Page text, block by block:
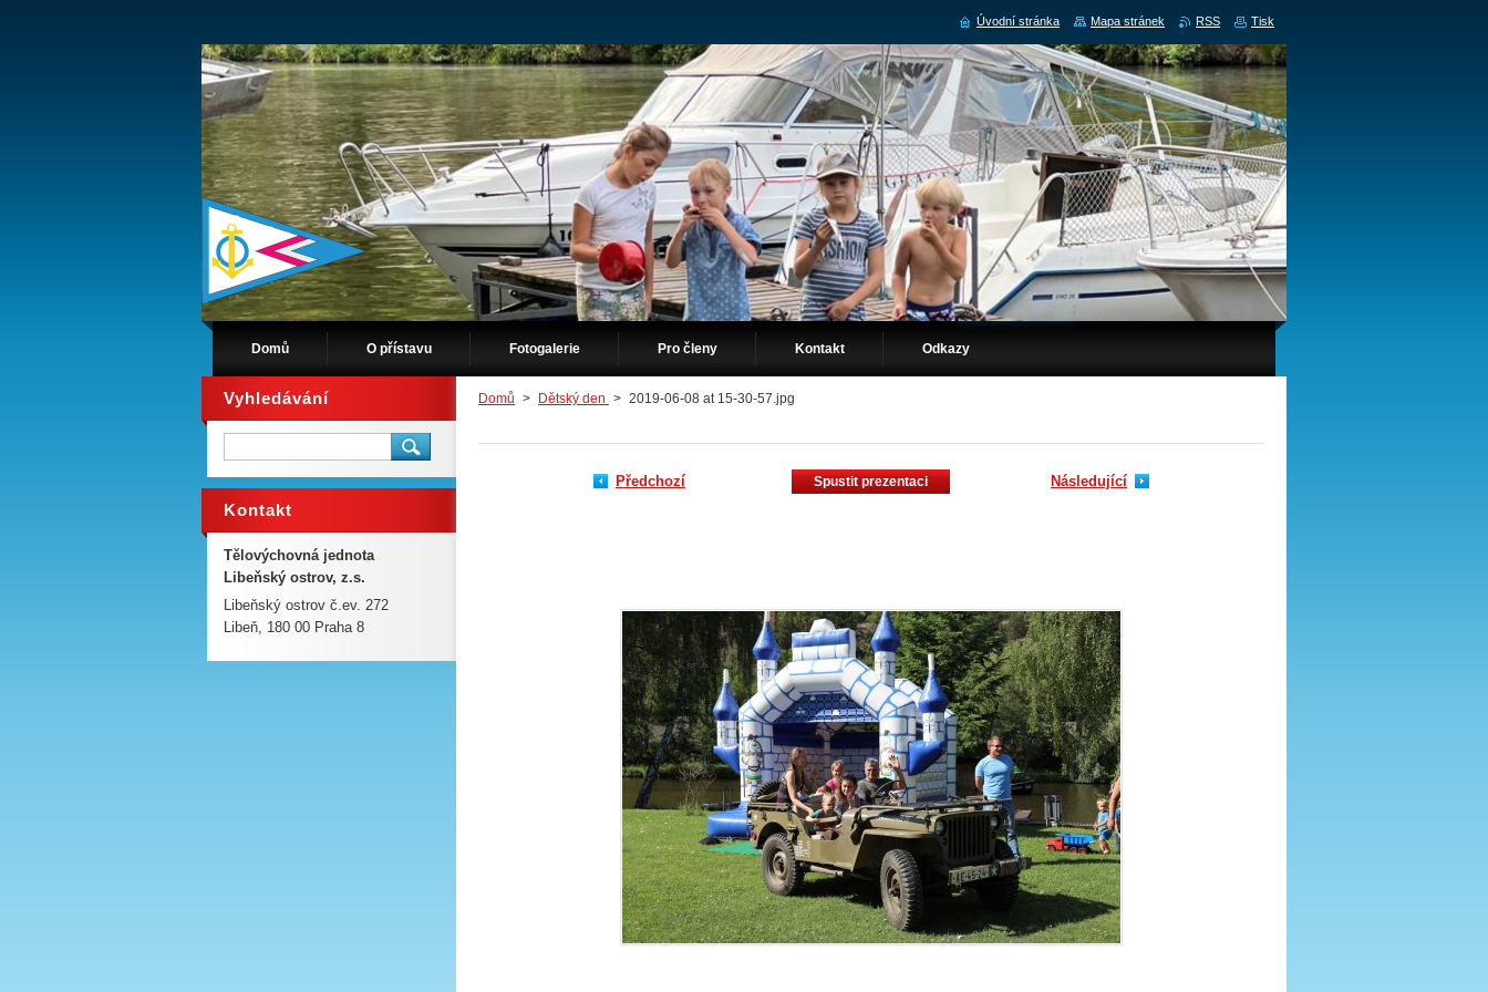
Domů O přístavu Fotogalerie Pro členy Kontakt Odkazy
Domů > Dětský den > 2019-06-08 at 15-30-57.jpg
Předchozí Spustit prezentaci Následující
Vyhledávání
Kontakt
Tělovýchovná jednota
Libeňský ostrov, z.s.
Libeňský ostrov č.ev. 272
Libeň, 180 00 Praha 8
Úvodní stránka Mapa stránek RSS Tisk